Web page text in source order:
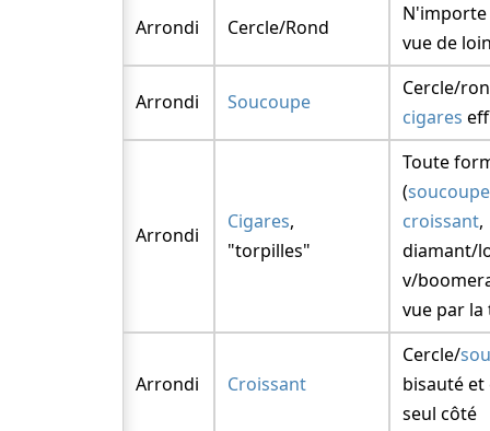
Arrondi Cercle/Rond
vue de
Arrondi Soucoupe
Cercle/
cigares
Arrondi
Cigares,
"torpilles"
Toute
(soucoupe
croissant,
diamant/
v/
vue par
Arrondi Croissant
Cercle/
bisauté
seul côté